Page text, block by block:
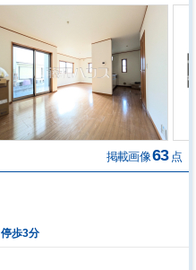
掲載画像63 点
歩3分